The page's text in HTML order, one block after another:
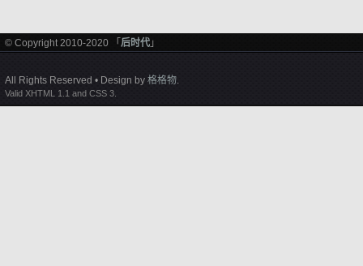
© Copyright 2010-2020 「 后时代 」
All Rights Reserved • Design by 格格物.
Valid XHTML 1.1 and CSS 3.